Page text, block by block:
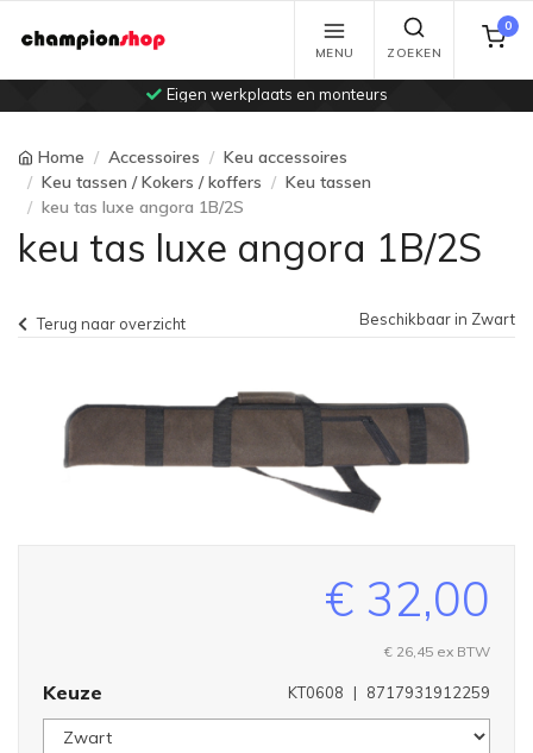
Eigen werkplaats en monteurs
MENU ZOEKEN
0
Home Accessoires
Keu accessoires
Keu tassen / Kokers / koffers
Keu tassen
keu tas luxe angora 1B/2S
keu tas luxe angora 1B/2S
Terug naar overzicht Beschikbaar in Zwart
€ 32,00
€ 26,45 ex BTW
8717931912259
|
KT0608
Keuze